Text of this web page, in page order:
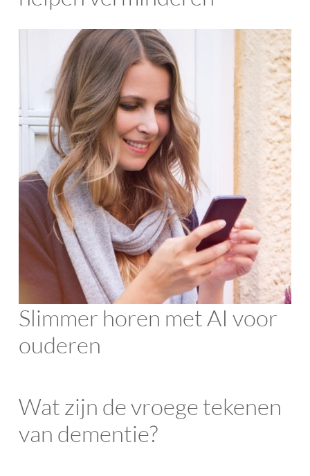
Slimmer horen met AI voor
ouderen
Wat zijn de vroege tekenen
van dementie?